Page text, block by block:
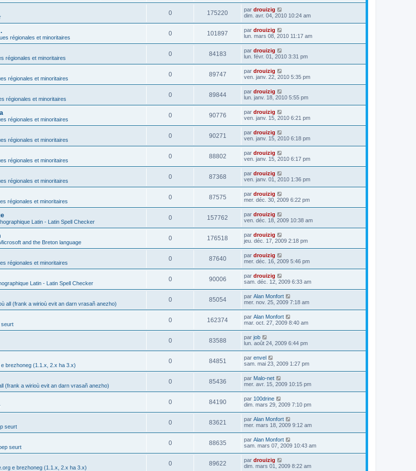
0 175220 par drouizig
dim. avr. 04, 2010 10:24 am
régionales et minoritaires
0 101897 par drouizig
lun. mars 08, 2010 11:17 am
régionales et minoritaires
0 84183 par drouizig
lun. févr. 01, 2010 3:31 pm
régionales et minoritaires
0 89747 par drouizig
ven. janv. 22, 2010 5:35 pm
régionales et minoritaires
0 89844 par drouizig
lun. janv. 18, 2010 5:55 pm
régionales et minoritaires
0 90776 par drouizig
ven. janv. 15, 2010 6:21 pm
régionales et minoritaires
0 90271 par drouizig
ven. janv. 15, 2010 6:18 pm
régionales et minoritaires
0 88802 par drouizig
ven. janv. 15, 2010 6:17 pm
régionales et minoritaires
0 87368 par drouizig
ven. janv. 01, 2010 1:36 pm
régionales et minoritaires
0 87575 par drouizig
mer. déc. 30, 2009 6:22 pm
Latin - Latin Spell Checker
0 157762 par drouizig
ven. déc. 18, 2009 10:38 am
and the Breton language
0 176518 par drouizig
jeu. déc. 17, 2009 2:18 pm
régionales et minoritaires
0 87640 par drouizig
mer. déc. 16, 2009 5:46 pm
Latin - Latin Spell Checker
0 90006 par drouizig
sam. déc. 12, 2009 6:33 am
all (frank a wirioù evit an darn vrasañ anezho)
0 85054 par Alan Monfort
mer. nov. 25, 2009 7:18 am
seurt
0 162374 par Alan Monfort
mar. oct. 27, 2009 8:40 am
0 83588 par job
lun. août 24, 2009 6:44 pm
brezhoneg (1.1.x, 2.x ha 3.x)
0 84851 par envel
sam. mai 23, 2009 1:27 pm
(frank a wirioù evit an darn vrasañ anezho)
0 85436 par Malo-net
mer. avr. 15, 2009 10:15 pm
0 84190 par 100drine
dim. mars 29, 2009 7:10 pm
seurt
0 83621 par Alan Monfort
mer. mars 18, 2009 9:12 am
seurt
0 88635 par Alan Monfort
sam. mars 07, 2009 10:43 am
e brezhoneg (1.1.x, 2.x ha 3.x)
0 89622 par drouizig
dim. mars 01, 2009 8:22 am